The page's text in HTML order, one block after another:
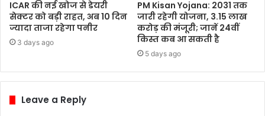
ICAR की नई खोज से डेयरी
सेक्टर को बड़ी राहत, अब 10 दिन
ज्यादा ताजा रहेगा पनीर
3 days ago
PM Kisan Yojana: 2031 तक
जारी रहेगी योजना, 3.15 लाख
करोड़ की मंजूरी; जानें 24वीं
किस्त कब आ सकती है
5 days ago
Leave a Reply